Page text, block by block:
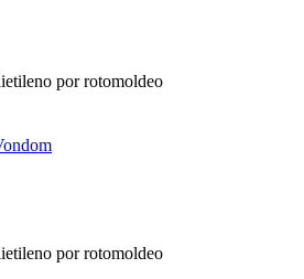
por rotomoldeo
por rotomoldeo